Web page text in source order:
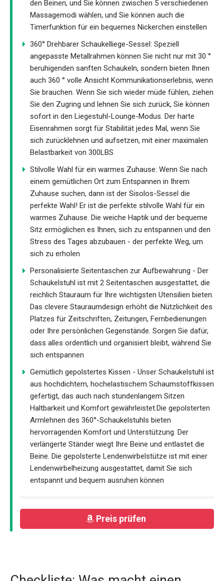
den Beinen, und Sie können zwischen 5 verschiedenen
Massagemodi wählen, und Sie können auch die
Timerfunktion für ein bequemes Nickerchen einstellen
360° Drehbarer Schaukelliege-Sessel: Speziell
angepasste Metallrahmen können Sie nicht nur mit 30 °
beruhigenden sanften Schaukeln, sondern bieten Ihnen
auch 360 ° volle Ansicht Kommunikationserlebnis, wenn
Sie brauchen. Wenn Sie sich wieder müde fühlen, ziehen
Sie den Zugring und lehnen Sie sich zurück, Sie können
sofort in den Liegestuhl-Lounge-Modus. Der harte
Eisenrahmen sorgt für Stabilität jedes Mal, wenn Sie
sich zurücklehnen und aufsetzen, mit einer maximalen
Belastbarkeit von 300LBS
Stilvolle Wahl für ein warmes Zuhause: Wenn Sie nach
einem gemütlichen Ort zum Entspannen in Ihrem
Zuhause suchen, dann ist der Sisolos-Sessel die
perfekte Wahl! Er ist die perfekte stilvolle Wahl für ein
warmes Zuhause. Die weiche Haptik und der bequeme
Sitz ermöglichen es Ihnen, sich zu entspannen und den
Stress des Tages abzubauen - der perfekte Weg, um
sich zu erholen
Personalisierte Seitentaschen zur Aufbewahrung - Der
Schaukelstuhl ist mit 2 Seitentaschen ausgestattet, die
reichlich Stauraum für Ihre wichtigsten Utensilien bieten.
Das clevere Stauraumdesign erhöht die Nützlichkeit des
Platzes für Zeitschriften, Zeitungen, Fernbedienungen
oder Ihre persönlichen Gegenstände. Sorgen Sie dafür,
dass alles ordentlich und organisiert bleibt, während Sie
sich entspannen
Gemütlich gepolstertes Kissen - Unser Schaukelstuhl ist
aus hochdichtem, hochelastischem Schaumstoffkissen
gefertigt, das auch nach stundenlangem Sitzen
Haltbarkeit und Komfort gewährleistet.Die gepolsterten
Armlehnen des 360°-Schaukelstuhls bieten
hervorragenden Komfort und Unterstützung. Der
verlängerte Ständer wiegt Ihre Beine und entlastet die
Beine. Die gepolsterte Lendenwirbelstütze ist mit einer
Lendenwirbelheizung ausgestattet, damit Sie sich
entspannt und bequem ausruhen können
Preis prüfen